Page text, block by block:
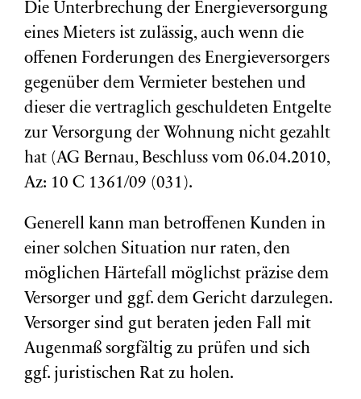
Die Unterbrechung der Energieversorgung
eines Mieters ist zulässig, auch wenn die
offenen Forderungen des Energieversorgers
gegenüber dem Vermieter bestehen und
dieser die vertraglich geschuldeten Entgelte
zur Versorgung der Wohnung nicht gezahlt
hat (AG Bernau, Beschluss vom 06.04.2010,
Az: 10 C 1361/09 (031).
Generell kann man betroffenen Kunden in
einer solchen Situation nur raten, den
möglichen Härtefall möglichst präzise dem
Versorger und ggf. dem Gericht darzulegen.
Versorger sind gut beraten jeden Fall mit
Augenmaß sorgfältig zu prüfen und sich
ggf. juristischen Rat zu holen.